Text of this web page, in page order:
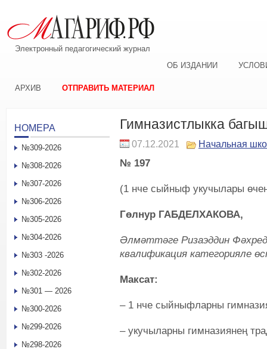
Электронный педагогический журнал
ОБ ИЗДАНИИ
АРХИВ ОТПРАВИТЬ МАТЕРИАЛ
Гимназистлыкка
07.12.2021 Начальная
№ 197
(1 нче сыйныф укучылары
Гөлнур ГАБДЕЛХАКОВА,
Әлмәттәге Ризаэддин
квалификация категорияле
Максат:
– 1 нче сыйныфларны
– укучыларны гимназиянең
НОМЕРА
№309-2026
№308-2026
№307-2026
№306-2026
№305-2026
№304-2026
№303 -2026
№302-2026
№301 — 2026
№300-2026
№299-2026
№298-2026